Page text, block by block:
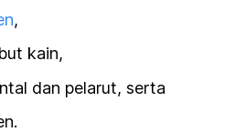
,
kain,
dan pelarut, serta